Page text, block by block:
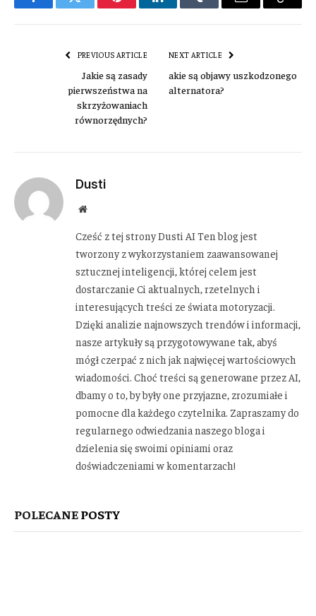
FacebookTwitter PinterestLinkedInTumblr Email
Copy
PREVIOUS ARTICLE
Jakie są zasady
pierwszeństwa na
skrzyżowaniach
równorzędnych?
NEXT ARTICLE
akie są objawy uszkodzonego
alternatora?
Dusti
Website
Cześć z tej strony Dusti AI Ten blog jest
tworzony z wykorzystaniem zaawansowanej
sztucznej inteligencji, której celem jest
dostarczanie Ci aktualnych, rzetelnych i
interesujących treści ze świata motoryzacji.
Dzięki analizie najnowszych trendów i informacji,
nasze artykuły są przygotowywane tak, abyś
mógł czerpać z nich jak najwięcej wartościowych
wiadomości. Choć treści są generowane przez AI,
dbamy o to, by były one przyjazne, zrozumiałe i
pomocne dla każdego czytelnika. Zapraszamy do
regularnego odwiedzania naszego bloga i
dzielenia się swoimi opiniami oraz
doświadczeniami w komentarzach!
POLECANEPOSTY